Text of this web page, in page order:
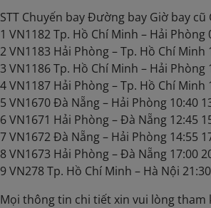
STT Chuyến bay Đường bay Giờ bay cũ
1 VN1182 Tp. Hồ Chí Minh – Hải Phòng
2 VN1183 Hải Phòng – Tp. Hồ Chí Minh
3 VN1186 Tp. Hồ Chí Minh – Hải Phòng
4 VN1187 Hải Phòng – Tp. Hồ Chí Minh
5 VN1670 Đà Nẵng – Hải Phòng 10:40
6 VN1671 Hải Phòng – Đà Nẵng 12:45
7 VN1672 Đà Nẵng – Hải Phòng 14:55
8 VN1673 Hải Phòng – Đà Nẵng 17:00
9 VN278 Tp. Hồ Chí Minh – Hà Nội
Mọi thông tin chi tiết xin vui lòng tham